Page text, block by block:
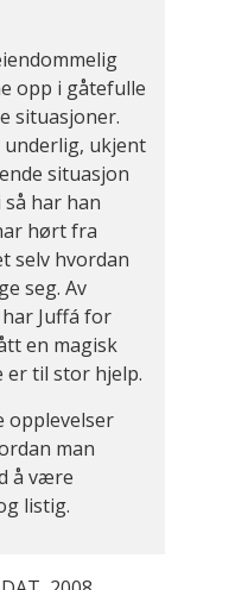
opp i gåtefulle
situasjoner.
ukjent
situasjon
så har han
hørt fra
selv hvordan
seg. Av
Juffá for
en magisk
er til stor hjelp.
opplevelser
man
å være
listig.